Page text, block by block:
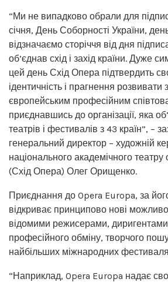
“Ми не випадково обрали для
січня, День Соборності України,
відзначаємо сторіччя від дня
об’єднав схід і захід країни. Дуже
цей день Схід Опера підтвердить
ідентичність і прагнення розвивати
європейським професійним
приєднавшись до організації, яка
театрів і фестивалів з 43 країн”, –
генеральний директор – художній
національного академічного
(Схід Опера) Олег Орищенко.
Приєднання до Opera Europa, за
відкриває принципово нові
відомими режисерами,
професійного обміну, творчого
найбільших міжнародних
“Наприклад, Opera Europa надає